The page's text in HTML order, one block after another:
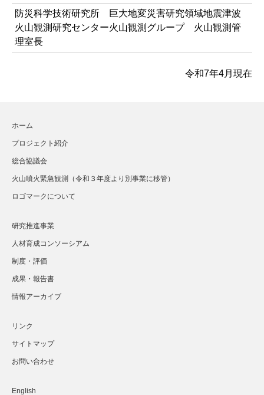
防災科学技術研究所 巨大地変災害研究領域地震津波
火山観測研究センター火山観測グループ 火山観測管
理室長
令和7年4月現在
ホーム
プロジェクト紹介
総合協議会
火山噴火緊急観測（令和３年度より別事業に移管）
ロゴマークについて
研究推進事業
人材育成コンソーシアム
制度・評価
成果・報告書
情報アーカイブ
リンク
サイトマップ
お問い合わせ
English